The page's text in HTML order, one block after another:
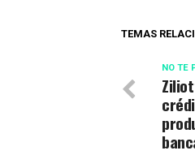
TEMAS
NO TE